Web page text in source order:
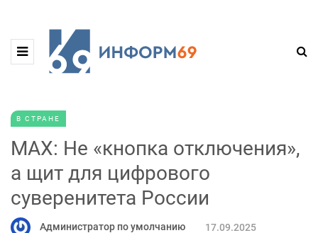
В СТРАНЕ
МАХ: Не «кнопка отключения»,
а щит для цифрового
суверенитета России
Администратор по умолчанию 17.09.2025